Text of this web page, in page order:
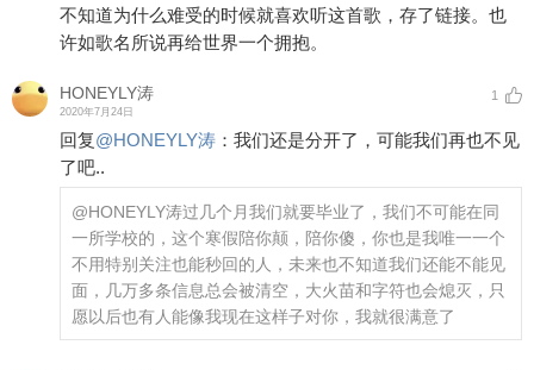
不知道为什么难受的时候就喜欢听这首歌，存了链接。也
许如歌名所说再给世界一个拥抱。
HONEYLY涛
2020年7月24日
1
回复@HONEYLY涛 ： 我们还是分开了，可能我们再也不见
了吧..
@HONEYLY涛过几个月我们就要毕业了，我们不可能在同
一所学校的，这个寒假陪你颠，陪你傻，你也是我唯一一个
不用特别关注也能秒回的人，未来也不知道我们还能不能见
面，几万多条信息总会被清空，大火苗和字符也会熄灭，只
愿以后也有人能像我现在这样子对你，我就很满意了